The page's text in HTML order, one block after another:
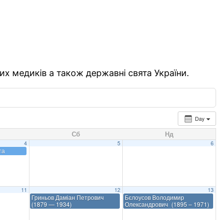
медиків а також державні свята України.
Day
Сб Нд
4 5 6
11 12
Гриньов Даміан Петрович
(1879 — 1934)
13
Бєлоусов Володимир
Олександрович (1895 – 1971)